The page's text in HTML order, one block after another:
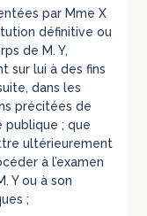
par Mme X
définitive ou
de M. Y,
sur lui à des fins
dans les
précitées de
publique ; que
ultérieurement
à l’examen
Y ou à son
;